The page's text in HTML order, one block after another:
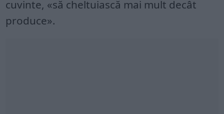
cuvinte, «să cheltuiască mai mult decât
produce».